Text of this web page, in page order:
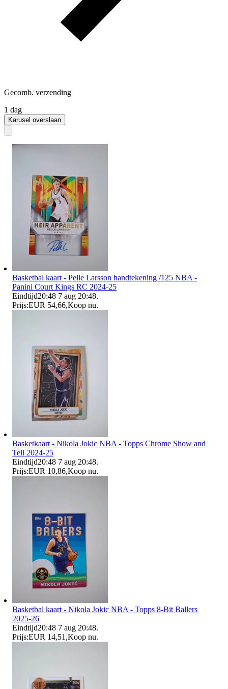
Gecomb. verzending
1 dag
Karusel overslaan
Basketbal kaart - Pelle Larsson handtekening /125 NBA -
Panini Court Kings RC 2024-25
Eindtijd20:48 7 aug 20:48.
Prijs:EUR 54,66,Koop nu.
Basketkaart - Nikola Jokic NBA - Topps Chrome Show and
Tell 2024-25
Eindtijd20:48 7 aug 20:48.
Prijs:EUR 10,86,Koop nu.
Basketbal kaart - Nikola Jokic NBA - Topps 8-Bit Ballers
2025-26
Eindtijd20:48 7 aug 20:48.
Prijs:EUR 14,51 ,Koop nu.